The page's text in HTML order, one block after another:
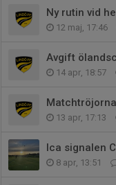
Ny rutin vid
12 maj, 17:46
Avgift
14 apr, 18:57
13 apr, 17:13
Ica signalen
8 apr, 13:51